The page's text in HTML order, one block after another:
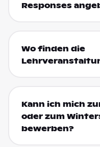
Responses
Wo finden die
Kann ich mich
oder zum
bewerben?